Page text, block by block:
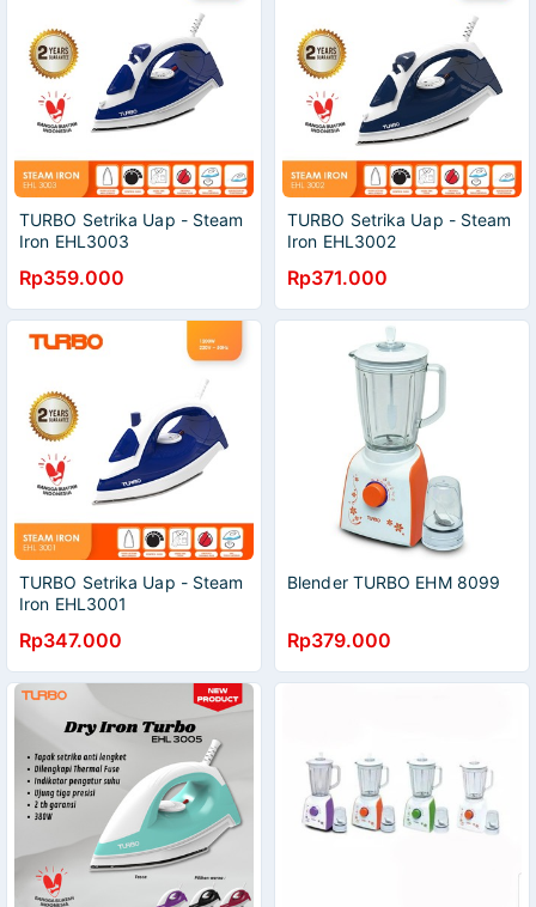
TURBO Setrika Uap - Steam
Iron EHL3003
Rp359.000
TURBO Setrika Uap - Steam
Iron EHL3002
Rp371.000
TURBO Setrika Uap - Steam
Iron EHL3001
Rp347.000
Blender TURBO EHM 8099
Rp379.000